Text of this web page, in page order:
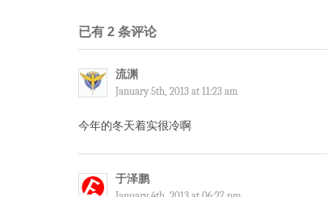
已有 2 条评论
流渊
January 5th, 2013 at 11:23 am
今年的冬天着实很冷啊
于泽鹏